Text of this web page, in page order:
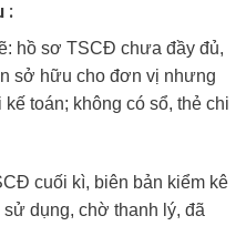
:
hồ sơ TSCĐ chưa đầy đủ,
sở hữu cho đơn vị nhưng
toán; không có sổ, thẻ chi
cuối kì, biên bản kiểm kê
dụng, chờ thanh lý, đã